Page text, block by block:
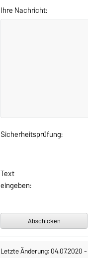
Ihre Nachricht:
Sicherheitsprüfung:
Text
eingeben:
Letzte Änderung: 04.07.2020-